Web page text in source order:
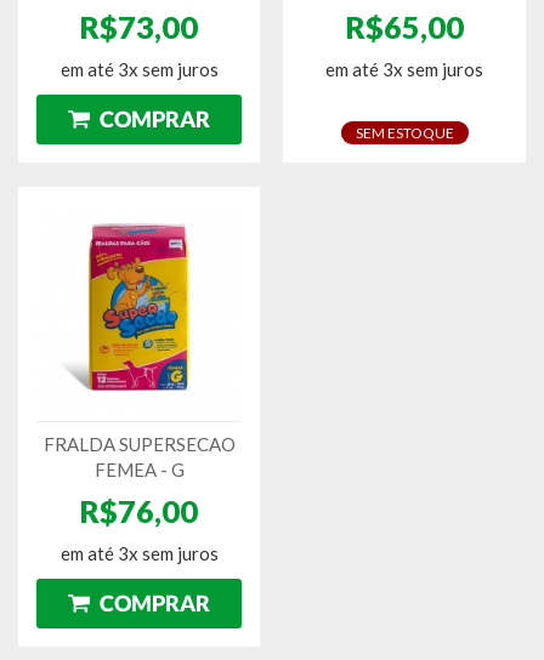
R$73,00
em até 3x sem juros
R$65,00
em até 3x sem juros
SEM ESTOQUE
FRALDA SUPERSECAO
FEMEA - G
R$76,00
em até 3x sem juros